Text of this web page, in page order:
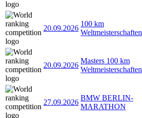
20.09.2026
100 km
Weltmeisterschaften
20.09.2026
Masters 100 km
Weltmeisterschaften
27.09.2026
BMW BERLIN-
MARATHON